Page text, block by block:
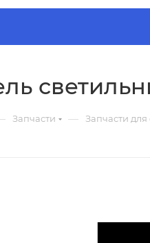
Запчасти — Запчасти